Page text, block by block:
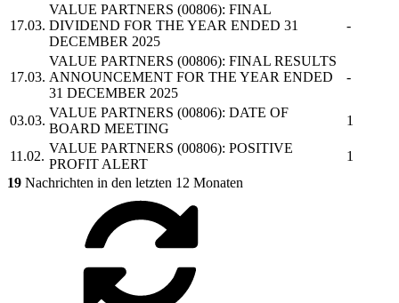
17.03.
VALUE PARTNERS (00806): FINAL
DIVIDEND FOR THE YEAR ENDED 31
DECEMBER 2025
-
17.03.
VALUE PARTNERS (00806): FINAL RESULTS
ANNOUNCEMENT FOR THE YEAR ENDED
31 DECEMBER 2025
-
03.03.
VALUE PARTNERS (00806): DATE OF
BOARD MEETING
1
11.02.
VALUE PARTNERS (00806): POSITIVE
PROFIT ALERT
1
19 Nachrichten in den letzten 12 Monaten